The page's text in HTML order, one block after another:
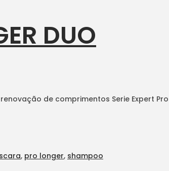
DUO
renovação de comprimentos Serie
, pro longer, shampoo